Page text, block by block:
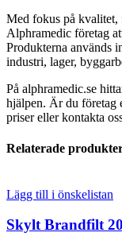
Med fokus på
Alphramedic företag
Produkterna används
industri, lager,
På alphramedic.se
hjälpen. Är du företag
priser eller kontakta
Relaterade
Lägg till i önskelistan
Skylt Brandfilt